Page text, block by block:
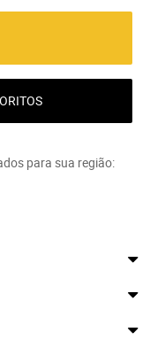
para sua região: